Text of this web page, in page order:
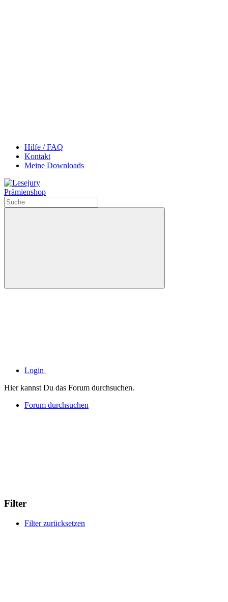
Hilfe / FAQ
Kontakt
Meine Downloads
Prämienshop
Login
Hier kannst Du das Forum durchsuchen.
Forum durchsuchen
Filter
Filter zurücksetzen